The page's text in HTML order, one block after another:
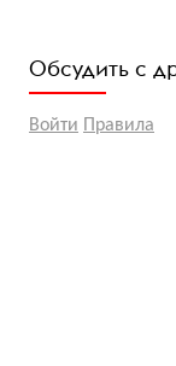
Обсудить с
Войти Правила